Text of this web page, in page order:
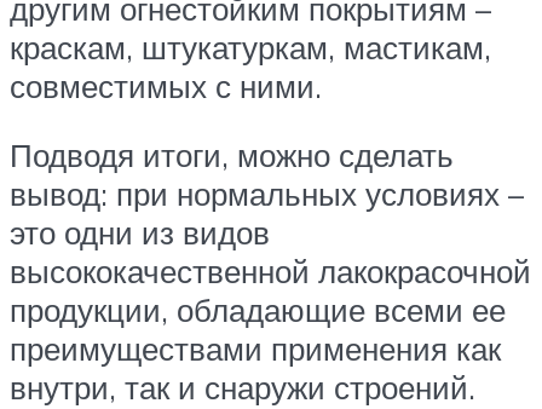
другим огнестойким покрытиям –
краскам, штукатуркам, мастикам,
совместимых с ними.
Подводя итоги, можно сделать
вывод: при нормальных условиях –
это одни из видов
высококачественной лакокрасочной
продукции, обладающие всеми ее
преимуществами применения как
внутри, так и снаружи строений.